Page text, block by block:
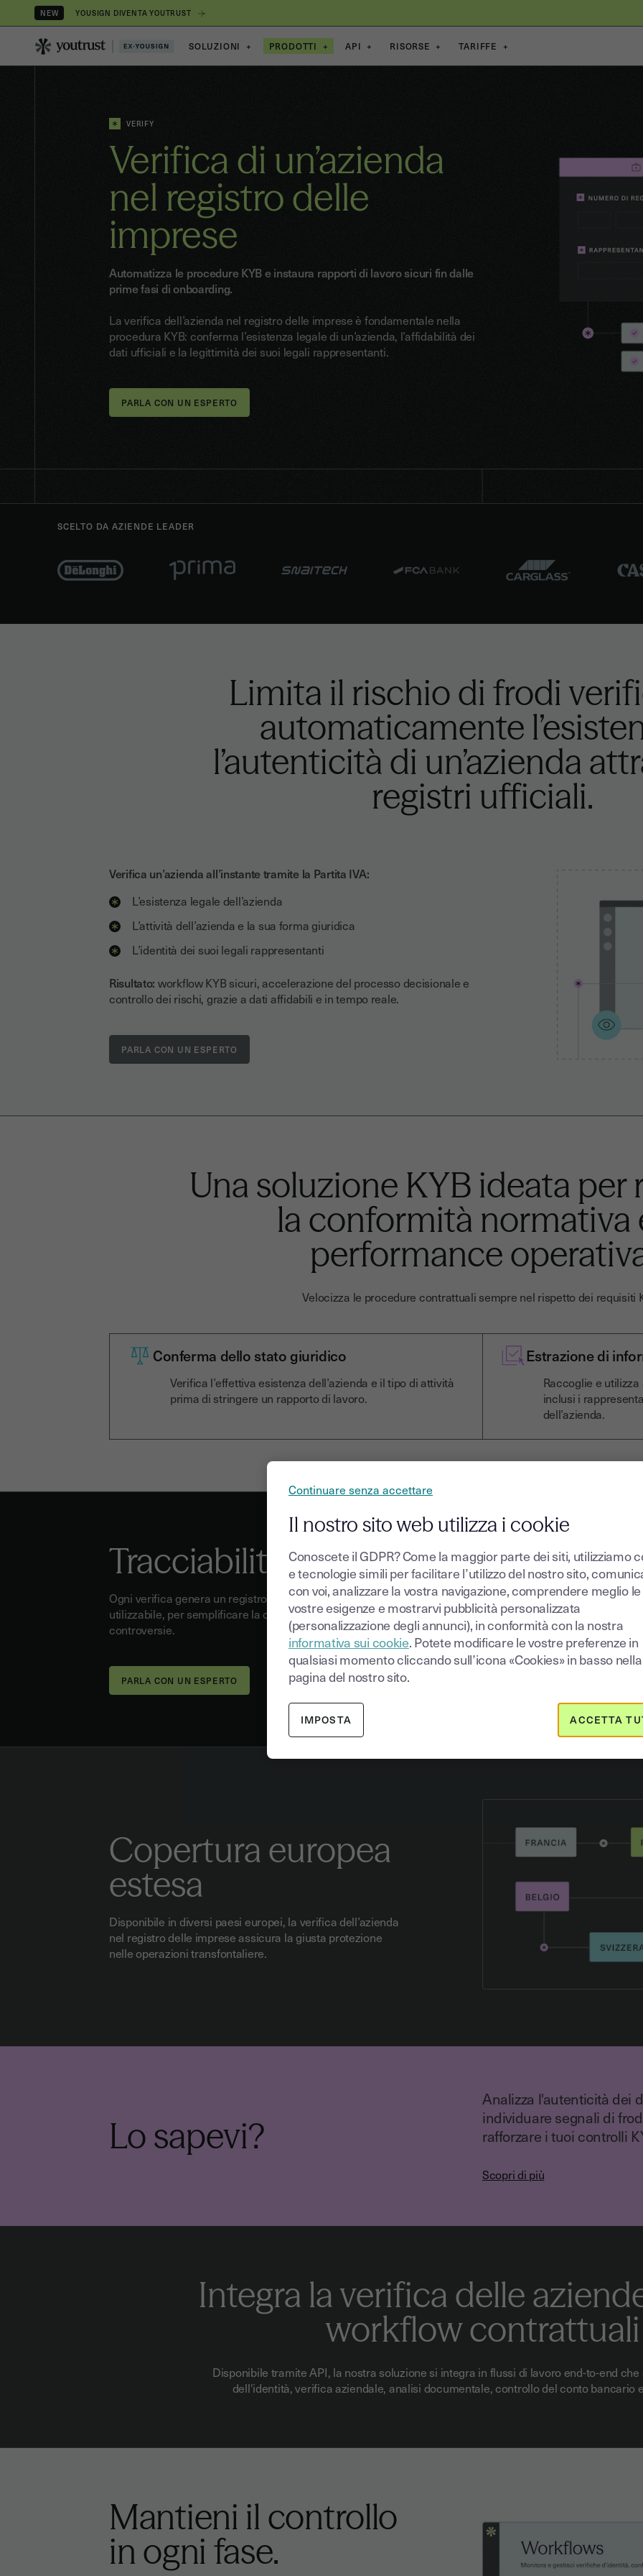
NEW YOUSIGN DIVENTA YOUTRUST
SOLUZIONI + PRODOTTI + API + RISORSE + TARIFFE +
VERIFY
Verifica di un’azienda
nel registro delle
imprese
Automatizza le procedure KYB e instaura rapporti di lavoro sicuri fin dalle
prime fasi di onboarding.
La verifica dell’azienda nel registro delle imprese è fondamentale nella
procedura KYB: conferma l’esistenza legale di un’azienda, l’affidabilità dei
dati ufficiali e la legittimità dei suoi legali rappresentanti.
PARLA CON UN ESPERTO
SCELTO DA AZIENDE LEADER
Limita il rischio di frodi
automaticamente
l’autenticità di un’azienda
registri ufficiali.
Verifica un’azienda all’instante tramite la Partita IVA:
L’esistenza legale dell’azienda
L’attività dell’azienda e la sua forma giuridica
L’identità dei suoi legali rappresentanti
Risultato: workflowKYB sicuri, accelerazione del processo decisionale e
controllo dei rischi, grazie a dati affidabili e in tempo reale.
PARLA CON UN ESPERTO
Una soluzione KYB ideata per
la conformità normativa
performance
Velocizza le procedure contrattuali sempre nel rispetto dei requisiti
Conferma dello stato giuridico
Verifica l’effettiva esistenza dell’azienda e il tipo di attività
prima di stringere un rapporto di lavoro.
Estrazione di
Raccoglie e
inclusi i
dell’azienda.
Tracciabilità completa
Ogni verifica genera un registro delle attività sicuro, tracciabile e
utilizzabile, per semplificare la conformità normativa e la gestione delle
controversie.
PARLA CON UN ESPERTO
Copertura europea
estesa
Disponibile in diversi paesi europei, la verifica dell’azienda
nel registro delle imprese assicura la giusta protezione
nelle operazioni transfontaliere.
Lo sapevi?
Analizza l'autenticità dei
individuare segnali di
rafforzare i tuoi controlli
Scopri di più
Integra la verifica delle
workflow contrattuali
Disponibile tramite API, la nostra soluzione si integra in flussi di lavoro end-to-end
dell'identità, verifica aziendale, analisi documentale, controllo del conto bancario
Mantieni il controllo
in ogni fase.
Continuare senza accettare
Il nostro sito web utilizza i cookie
Conoscete il GDPR? Come la maggior parte dei siti, utilizziamo
e tecnologie simili per facilitare l’utilizzo del nostro sito,
con voi, analizzare la vostra navigazione, comprendere meglio le
vostre esigenze e mostrarvi pubblicità personalizzata
(personalizzazione degli annunci), in conformità con la nostra
informativa sui cookie. Potete modificare le vostre preferenze in
qualsiasi momento cliccando sull’icona «Cookies» in basso nella
pagina del nostro sito.
IMPOSTA ACCETTA